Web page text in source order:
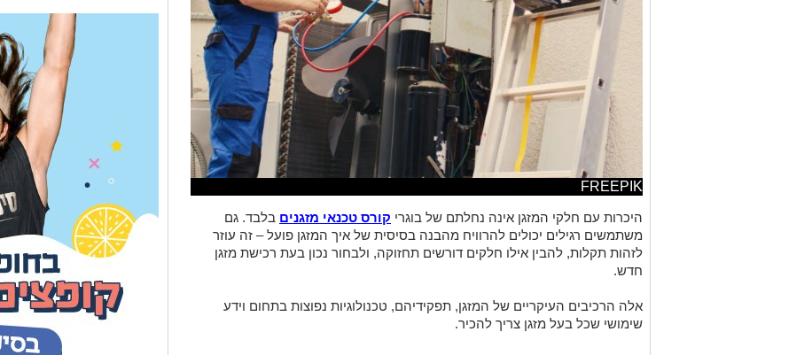
FREEPIK
היכרות עם חלקי המזגן אינה נחלתם של בוגרי קורס טכנאי מזגנים בלבד. גם
משתמשים רגילים יכולים להרוויח מהבנה בסיסית של איך המזגן פועל – זה עוזר
לזהות תקלות, להבין אילו חלקים דורשים תחזוקה, ולבחור נכון בעת רכישת מזגן
חדש.
אלה הרכיבים העיקריים של המזגן, תפקידיהם, טכנולוגיות נפוצות בתחום וידע
שימושי שכל בעל מזגן צריך להכיר.